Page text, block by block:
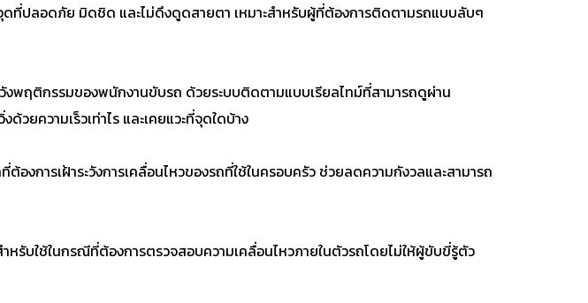
ที่ปลอดภัย มิดชิด และไม่ดึงดูดสายตา เหมาะสำหรับผู้ที่ต้องการติดตามรถแบบลับๆ
วังพฤติกรรมของพนักงานขับรถ ด้วยระบบติดตามแบบเรียลไทม์ที่สามารถดูผ่าน
ยความเร็วเท่าไร และเคยแวะที่จุดใดบ้าง
ารเฝ้าระวังการเคลื่อนไหวของรถที่ใช้ในครอบครัว ช่วยลดความกังวลและสามารถ
ำหรับใช้ในกรณีที่ต้องการตรวจสอบความเคลื่อนไหวภายในตัวรถโดยไม่ให้ผู้ขับขี่รู้ตัว